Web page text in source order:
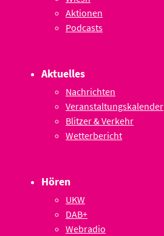
Aktionen
Podcasts
Aktuelles
Nachrichten
Veranstaltungskalender
Blitzer & Verkehr
Wetterbericht
Hören
UKW
DAB+
Webradio